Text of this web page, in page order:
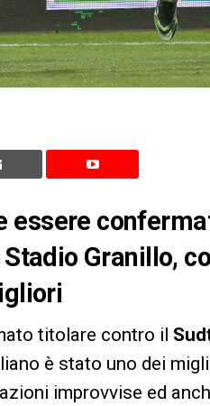
essere
Granillo,
titolare contro il
è stato uno dei
improvvise ed